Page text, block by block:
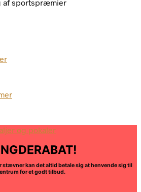
stævner kan det altid betale sig at henvende sig til
for et godt tilbud.